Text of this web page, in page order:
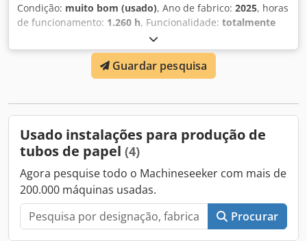
Condição: muito bom (usado), Ano de fabrico: 2025, horas
de funcionamento: 1.260 h, Funcionalidade: totalmente
, número da máquina/veículo:
interno:38 mm, comprimento de corte (máx.):4.000 mm,
A máquina de fabricação de tubos é destinada à produção
de tubos de papel de 25 camadas com diâmetro interno de
Aoyvgcvschea
Guardar pesquisa
Usado instalações para produção de
tubos de papel (4)
Agora pesquise todo o Machineseeker com mais de
200.000 máquinas usadas.
Procurar